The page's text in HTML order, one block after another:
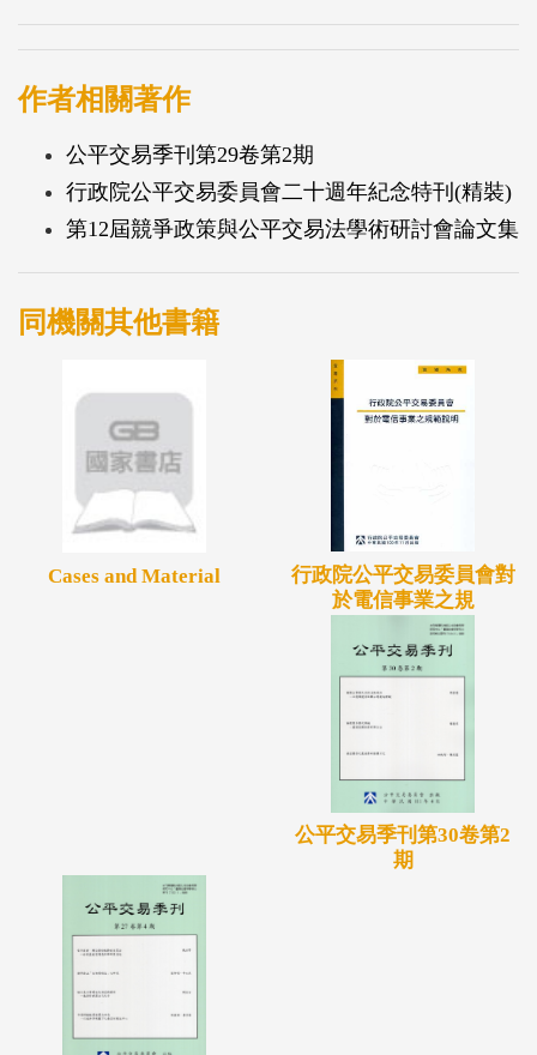
作者相關著作
公平交易季刊第29卷第2期
行政院公平交易委員會二十週年紀念特刊(精裝)
第12屆競爭政策與公平交易法學術研討會論文集
同機關其他書籍
Cases and Material
行政院公平交易委員會對
於電信事業之規
公平交易季刊第30卷第2
期